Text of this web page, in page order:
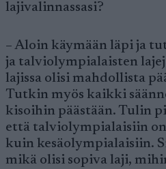
lajivalinnassasi?
– Aloin käymään läpi ja
ja talviolympialaisten
lajissa olisi mahdollista
Tutkin myös kaikki
kisoihin päästään. Tulin
että talviolympialaisiin
kuin kesäolympialaisiin.
mikä olisi sopiva laji,